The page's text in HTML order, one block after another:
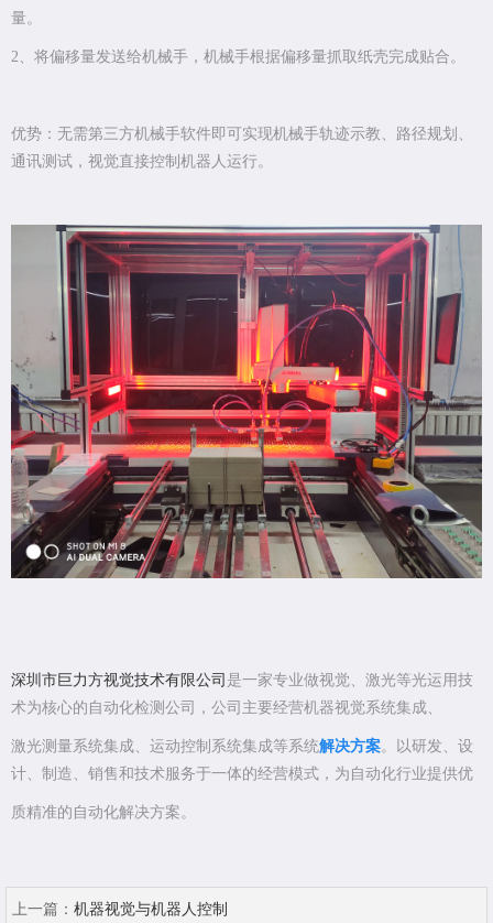
量。
2、将偏移量发送给机械手，机械手根据偏移量抓取纸壳完成贴合。
优势：无需第三方机械手软件即可实现机械手轨迹示教、路径规划、
通讯测试，视觉直接控制机器人运行。
深圳市巨力方视觉技术有限公司 是一家专业做视觉、激光等光运用技
术为核心的自动化检测公司，公司主要经营机器视觉系统集成、
激光测量系统集成、运动控制系统集成等系统解决方案。以研发、设
计、制造、销售和技术服务于一体的经营模式，为自动化行业提供优
质精准的自动化解决方案。
上一篇： 机器视觉与机器人控制